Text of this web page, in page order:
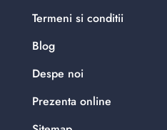
Termeni si conditii
Blog
Despe noi
Prezenta online